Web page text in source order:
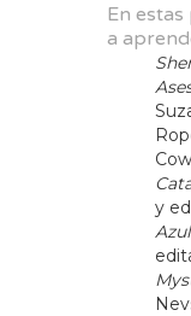
En estas
a
y
Azul